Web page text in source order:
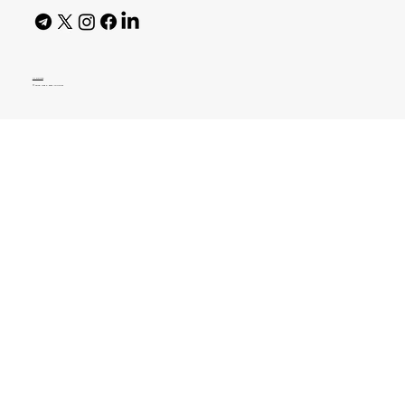
AI Policy
© 2026 High Bar Journal